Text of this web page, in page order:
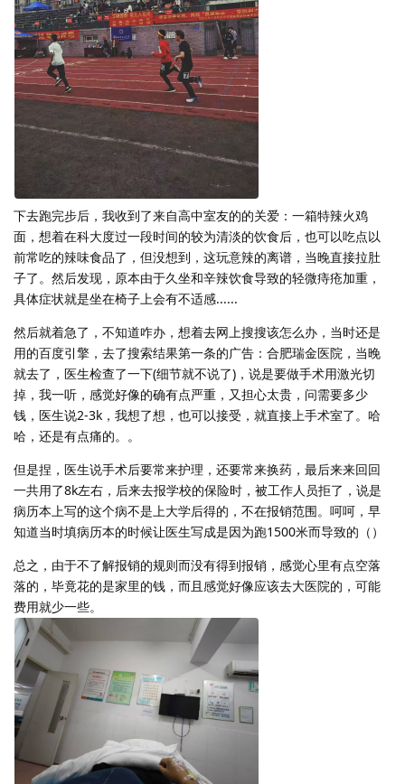
下去跑完步后，我收到了来自高中室友的的关爱：一箱特辣火鸡
面，想着在科大度过一段时间的较为清淡的饮食后，也可以吃点以
前常吃的辣味食品了，但没想到，这玩意辣的离谱，当晚直接拉肚
子了。然后发现，原本由于久坐和辛辣饮食导致的轻微痔疮加重，
具体症状就是坐在椅子上会有不适感......
然后就着急了，不知道咋办，想着去网上搜搜该怎么办，当时还是
用的百度引擎，去了搜索结果第一条的广告：合肥瑞金医院，当晚
就去了，医生检查了一下(细节就不说了)，说是要做手术用激光切
掉，我一听，感觉好像的确有点严重，又担心太贵，问需要多少
钱，医生说2-3k，我想了想，也可以接受，就直接上手术室了。哈
哈，还是有点痛的。。
但是捏，医生说手术后要常来护理，还要常来换药，最后来来回回
一共用了8k左右，后来去报学校的保险时，被工作人员拒了，说是
病历本上写的这个病不是上大学后得的，不在报销范围。呵呵，早
知道当时填病历本的时候让医生写成是因为跑1500米而导致的（）
总之，由于不了解报销的规则而没有得到报销，感觉心里有点空落
落的，毕竟花的是家里的钱，而且感觉好像应该去大医院的，可能
费用就少一些。